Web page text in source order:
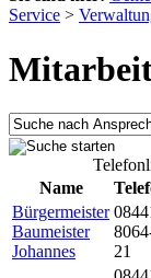
Service >
Name
Bürgermeister
Baumeister
Johannes
21